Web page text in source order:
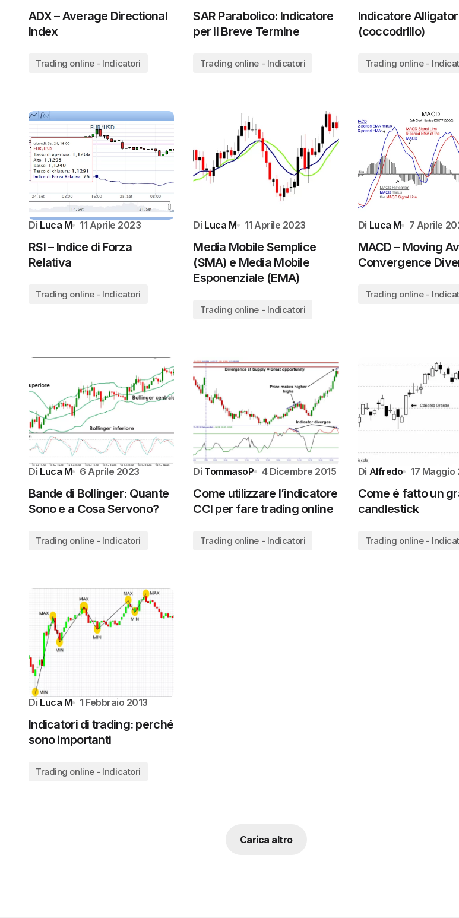
ADX – Average Directional
Index
Trading online - Indicatori
SAR Parabolico: Indicatore
per il Breve Termine
Trading online - Indicatori
Indicatore Alligator
(coccodrillo)
Trading online -
Di Luca M 11 Aprile 2023
RSI – Indice di Forza
Relativa
Trading online - Indicatori
Di Luca M 11 Aprile 2023
Media Mobile Semplice
(SMA) e Media Mobile
Esponenziale (EMA)
Trading online - Indicatori
Di Luca M 7 Aprile
MACD – Moving
Convergence
Trading online -
Di Luca M 6 Aprile 2023
Bande di Bollinger: Quante
Sono e a Cosa Servono?
Trading online - Indicatori
Di TommasoP 4 Dicembre 2015
Come utilizzare l’indicatore
CCI per fare trading online
Trading online - Indicatori
Di Alfredo 17 Maggio
Come é fatto un
candlestick
Trading online -
Di Luca M 1 Febbraio 2013
Indicatori di trading: perché
sono importanti
Trading online - Indicatori
Carica altro